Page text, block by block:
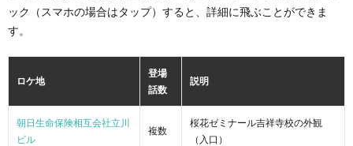
ック（スマホの場合はタップ）すると、詳細に飛ぶことができま
す。
ロケ地
登場
話数
説明
朝日生命保険相互会社立川
ビル
複数
桜花ゼミナール吉祥寺校の外観
（入口）